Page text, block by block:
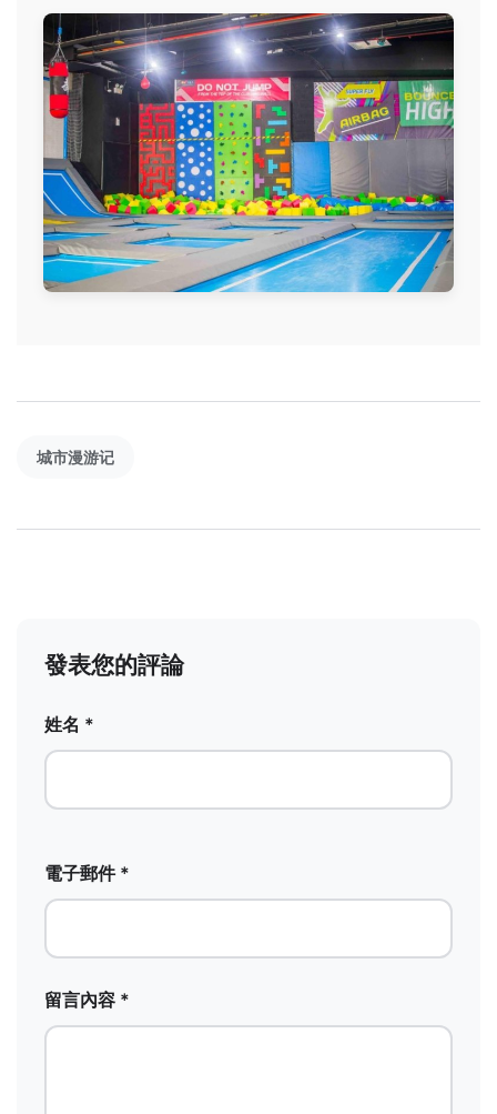
城市漫游记
發表您的評論
姓名 *
電子郵件 *
留言內容 *